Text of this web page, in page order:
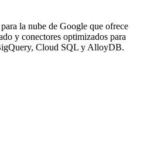
la nube de Google que ofrece
y conectores optimizados para
Cloud SQL y AlloyDB.